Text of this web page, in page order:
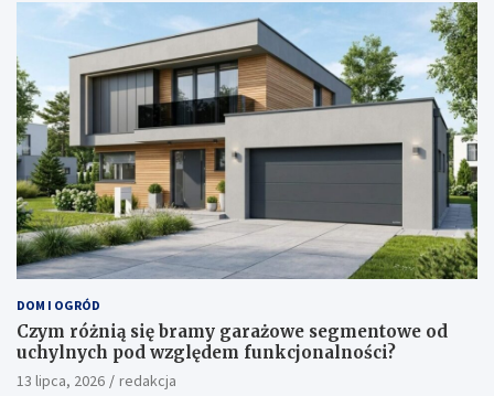
DOM I OGRÓD
Czym różnią się bramy garażowe segmentowe od
uchylnych pod względem funkcjonalności?
13 lipca, 2026 redakcja